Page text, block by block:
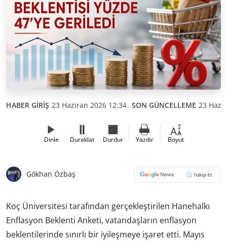
HABER GİRİŞ 23 Haziran 2026 12:34 SON GÜNCELLEME 23
Dinle Duraklat Durdur Yazdır Boyut
Gökhan Özbaş
Koç Üniversitesi tarafından gerçekleştirilen Hanehalkı
Enflasyon Beklenti Anketi, vatandaşların enflasyon
beklentilerinde sınırlı bir iyileşmeye işaret etti. Mayıs